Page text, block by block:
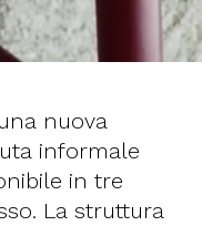
nuova
informale
in tre
La struttura